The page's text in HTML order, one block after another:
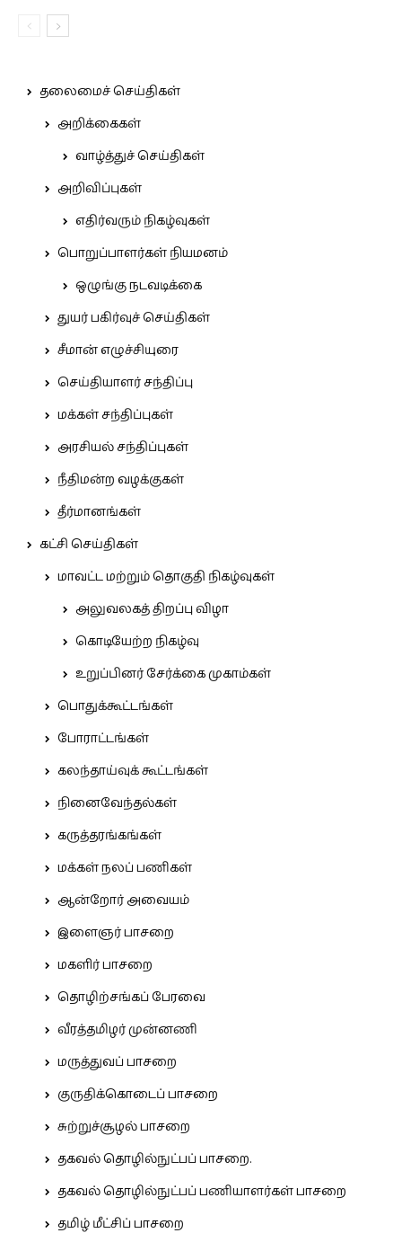
தலைமைச் செய்திகள்
அறிக்கைகள்
வாழ்த்துச் செய்திகள்
அறிவிப்புகள்
எதிர்வரும் நிகழ்வுகள்
பொறுப்பாளர்கள் நியமனம்
ஒழுங்கு நடவடிக்கை
துயர் பகிர்வுச் செய்திகள்
சீமான் எழுச்சியுரை
செய்தியாளர் சந்திப்பு
மக்கள் சந்திப்புகள்
அரசியல் சந்திப்புகள்
நீதிமன்ற வழக்குகள்
தீர்மானங்கள்
கட்சி செய்திகள்
மாவட்ட மற்றும் தொகுதி நிகழ்வுகள்
அலுவலகத் திறப்பு விழா
கொடியேற்ற நிகழ்வு
உறுப்பினர் சேர்க்கை முகாம்கள்
பொதுக்கூட்டங்கள்
போராட்டங்கள்
கலந்தாய்வுக் கூட்டங்கள்
நினைவேந்தல்கள்
கருத்தரங்கங்கள்
மக்கள் நலப் பணிகள்
ஆன்றோர் அவையம்
இளைஞர் பாசறை
மகளிர் பாசறை
தொழிற்சங்கப் பேரவை
வீரத்தமிழர் முன்னணி
மருத்துவப் பாசறை
குருதிக்கொடைப் பாசறை
சுற்றுச்சூழல் பாசறை
தகவல் தொழில்நுட்பப் பாசறை.
தகவல் தொழில்நுட்பப் பணியாளர்கள் பாசறை
தமிழ் மீட்சிப் பாசறை